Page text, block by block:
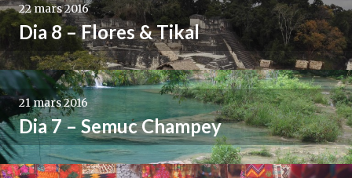
22 mars 2016
Dia 8 – Flores & Tikal
21 mars 2016
Dia 7 – Semuc Champey